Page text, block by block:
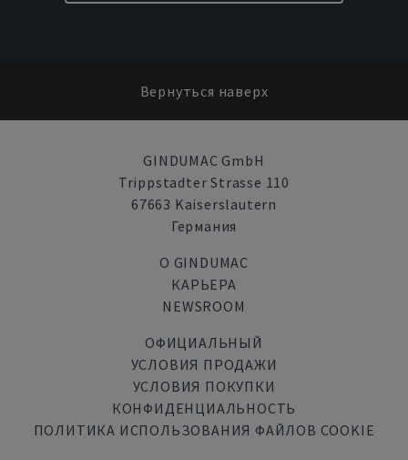
Вернуться наверх
GINDUMAC GmbH
Trippstadter Strasse 110
67663 Kaiserslautern
Германия
О GINDUMAC
КАРЬЕРА
NEWSROOM
ОФИЦИАЛЬНЫЙ
УСЛОВИЯ ПРОДАЖИ
УСЛОВИЯ ПОКУПКИ
КОНФИДЕНЦИАЛЬНОСТЬ
ПОЛИТИКА ИСПОЛЬЗОВАНИЯ ФАЙЛОВ COOKIE